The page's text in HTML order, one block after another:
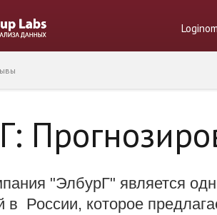
"ЭлбурГ" является
в России, которое